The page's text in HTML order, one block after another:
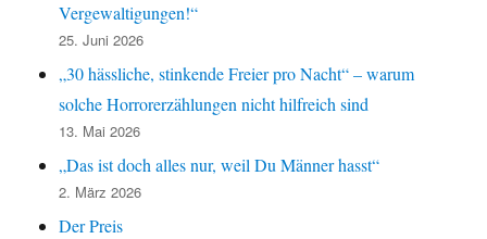
Vergewaltigungen!“
25. Juni 2026
„30 hässliche, stinkende Freier pro Nacht“ – warum
solche Horrorerzählungen nicht hilfreich sind
13. Mai 2026
„Das ist doch alles nur, weil Du Männer hasst“
2. März 2026
Der Preis